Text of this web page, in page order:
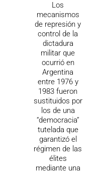
Los
mecanismos
de represión y
control de la
dictadura
militar que
ocurrió en
Argentina
entre 1976 y
1983 fueron
sustituidos por
los de una
“democracia”
tutelada que
garantizó el
régimen de las
élites
mediante una